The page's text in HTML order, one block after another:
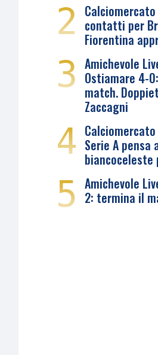
2 contatti per
Fiorentina
3 Amichevole
Ostiamare 4-
match.
Zaccagni
4 Serie A pensa
5 Amichevole
2: termina il